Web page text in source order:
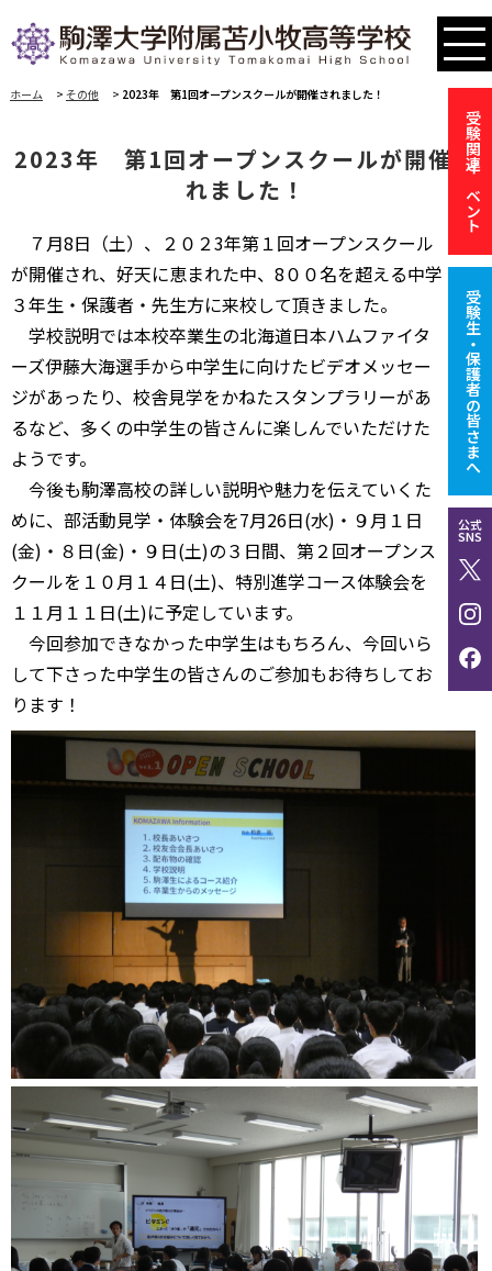
受験関連イベント
受験生・保護者の皆さまへ
公式
SNS
ホーム > その他 > 2023年 第1回オープンスクールが開催されました！
2023年 第1回オープンスクールが開催さ
れました！
７月8日（土）、２０２3年第１回オープンスクール
が開催され、好天に恵まれた中、8００名を超える中学
３年生・保護者・先生方に来校して頂きました。
学校説明では本校卒業生の北海道日本ハムファイタ
ーズ伊藤大海選手から中学生に向けたビデオメッセー
ジがあったり、校舎見学をかねたスタンプラリーがあ
るなど、多くの中学生の皆さんに楽しんでいただけた
ようです。
今後も駒澤高校の詳しい説明や魅力を伝えていくた
めに、部活動見学・体験会を7月26日(水)・９月１日
(金)・８日(金)・９日(土)の３日間、第２回オープンス
クールを１０月１４日(土)、特別進学コース体験会を
１１月１１日(土)に予定しています。
今回参加できなかった中学生はもちろん、今回いら
して下さった中学生の皆さんのご参加もお待ちしてお
ります！